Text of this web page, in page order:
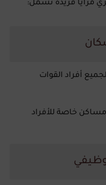
مزايا فريدة تشمل:
أفراد القوات
خاصة للأفراد